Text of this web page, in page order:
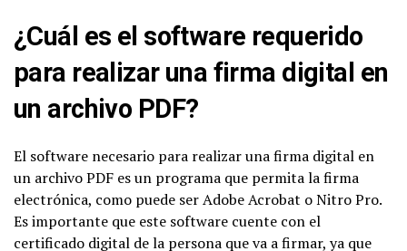
¿Cuál es el software requerido
para realizar una firma digital en
un archivo PDF?
El software necesario para realizar una firma digital en
un archivo PDF es un programa que permita la firma
electrónica, como puede ser Adobe Acrobat o Nitro Pro.
Es importante que este software cuente con el
certificado digital de la persona que va a firmar, ya que